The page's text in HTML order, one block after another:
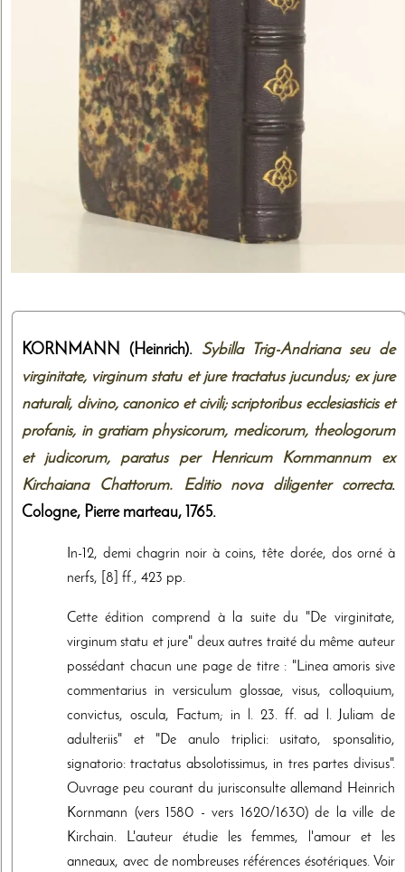
KORNMANN (Heinrich). Sybilla Trig-Andriana seu de
virginitate, virginum statu et jure tractatus jucundus; ex jure
naturali, divino, canonico et civili; scriptoribus ecclesiasticis et
profanis, in gratiam physicorum, medicorum, theologorum
et judicorum, paratus per Henricum Kornmannum ex
Kirchaiana Chattorum. Editio nova diligenter correcta.
Cologne, Pierre marteau, 1765.
In-12, demi chagrin noir à coins, tête dorée, dos orné à
nerfs, [8] ff., 423 pp.
Cette édition comprend à la suite du "De virginitate,
virginum statu et jure" deux autres traité du même auteur
possédant chacun une page de titre : "Linea amoris sive
commentarius in versiculum glossae, visus, colloquium,
convictus, oscula, Factum; in l. 23. ff. ad l. Juliam de
adulteriis" et "De anulo triplici: usitato, sponsalitio,
signatorio: tractatus absolotissimus, in tres partes divisus".
Ouvrage peu courant du jurisconsulte allemand Heinrich
Kornmann (vers 1580 - vers 1620/1630) de la ville de
Kirchain. L'auteur étudie les femmes, l'amour et les
anneaux, avec de nombreuses références ésotériques. Voir